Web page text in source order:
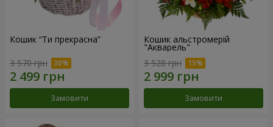
Кошик “Ти прекрасна”
3 570 грн
Замовити
Кошик альстромерій
"Акварель"
3 528 грн
Замовити